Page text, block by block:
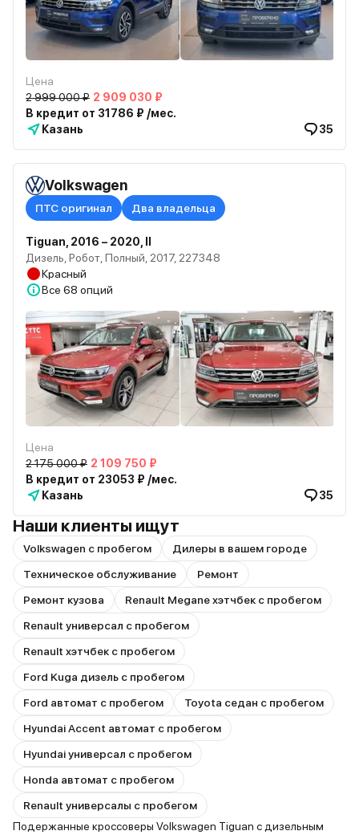
Цена
2 999 000 ₽ 2 909 030 ₽
В кредит от 31786 ₽ /мес.
Казань
35
Volkswagen
ПТС оригинал Два владельца
Tiguan, 2016 – 2020, II
Дизель, Робот, Полный, 2017, 227348
Красный
Все 68 опций
Цена
2 175 000 ₽ 2 109 750 ₽
В кредит от 23053 ₽ /мес.
Казань
35
Наши клиенты ищут
Volkswagen с пробегом
Дилеры в вашем городе
Техническое обслуживание
Ремонт
Ремонт кузова
Renault Megane хэтчбек с пробегом
Renault универсал с пробегом
Renault хэтчбек с пробегом
Ford Kuga дизель с пробегом
Ford автомат с пробегом
Toyota седан с пробегом
Hyundai Accent автомат с пробегом
Hyundai универсал с пробегом
Honda автомат с пробегом
Renault универсалы с пробегом
Подержанные кроссоверы Volkswagen Tiguan с дизельным